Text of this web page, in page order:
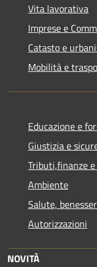
Vita lavorativa
Imprese e
Catasto e
Mobilità e
Educazione e
Giustizia e
Tributi,finanze
Ambiente
Salute,
Autorizzazioni
NOVITÀ